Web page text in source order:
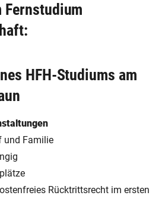
HFH-Studiums am
und Familie
Rücktrittsrecht im ersten